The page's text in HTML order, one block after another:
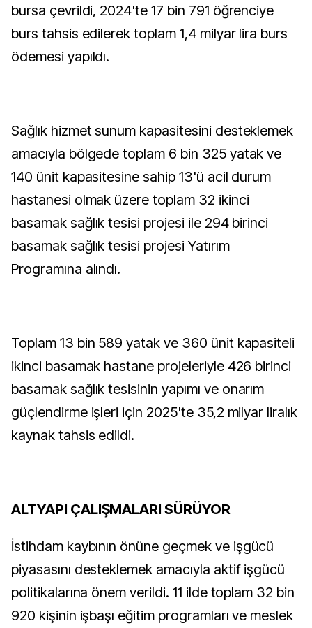
bursa çevrildi, 2024'te 17 bin 791 öğrenciye
burs tahsis edilerek toplam 1,4 milyar lira burs
ödemesi yapıldı.
Sağlık hizmet sunum kapasitesini desteklemek
amacıyla bölgede toplam 6 bin 325 yatak ve
140 ünit kapasitesine sahip 13'ü acil durum
hastanesi olmak üzere toplam 32 ikinci
basamak sağlık tesisi projesi ile 294 birinci
basamak sağlık tesisi projesi Yatırım
Programına alındı.
Toplam 13 bin 589 yatak ve 360 ünit kapasiteli
ikinci basamak hastane projeleriyle 426 birinci
basamak sağlık tesisinin yapımı ve onarım
güçlendirme işleri için 2025'te 35,2 milyar liralık
kaynak tahsis edildi.
ALTYAPI ÇALIŞMALARI SÜRÜYOR
İstihdam kaybının önüne geçmek ve işgücü
piyasasını desteklemek amacıyla aktif işgücü
politikalarına önem verildi. 11 ilde toplam 32 bin
920 kişinin işbaşı eğitim programları ve meslek